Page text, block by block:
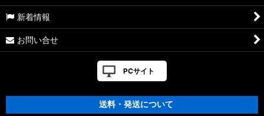
新着情報
お問い合せ
PCサイト
送料・発送について